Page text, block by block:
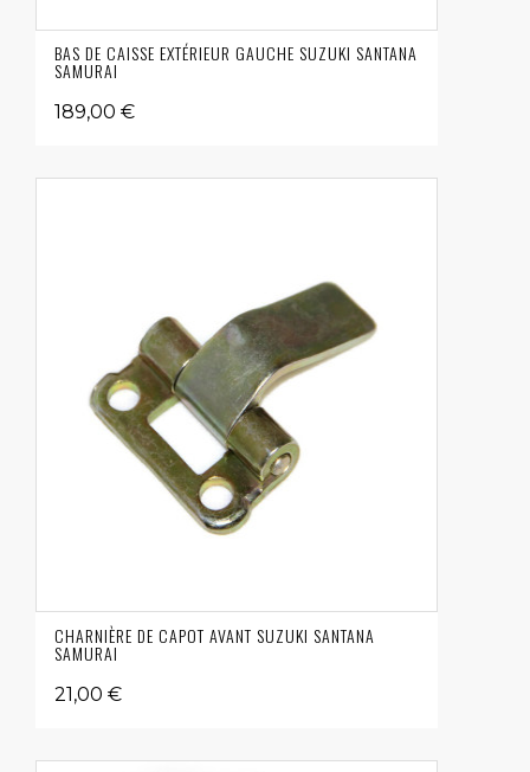
BAS DE CAISSE EXTÉRIEUR GAUCHE SUZUKI SANTANA
SAMURAI
189,00 €
CHARNIÈRE DE CAPOT AVANT SUZUKI SANTANA
SAMURAI
21,00 €